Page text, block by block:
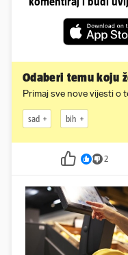
Odaberi temu koju
Primaj sve nove vijesti o
sad bih
2